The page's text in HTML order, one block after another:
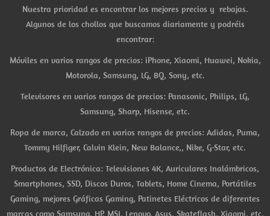
Nuestra prioridad es encontrar los mejores precios y rebajas.
Algunos de los chollos que buscamos diariamente y podréis
encontrar:
Móviles en varios rangos de precios: iPhone, Xiaomi, Huawei, Nokia,
Motorola, Samsung, LG, BQ, Sony, etc.
Televisores en varios rangos de precios: Panasonic, Philips, LG,
Samsung, Sharp, Hisense, etc.
Ropa de marca, Calzado en varios rangos de precios: Adidas, Puma,
Tommy Hilfiger, Calvin Klein, New Balance,, Nike, G-Star, etc.
Productos de Electrónica: Televisiones 4K, Auriculares Inalámbricos,
Smartphones, SSD, Discos Duros, Tablets, Home Cinema, Portátiles
Gaming, mejores Gráficas Gaming, Patinetes Eléctricos de diferentes
marcas como Samsung, HP, MSI, Lenovo, Asus, Skateflash, Xiaomi, etc.